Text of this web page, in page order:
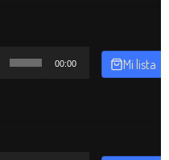
00:00 Mi lista